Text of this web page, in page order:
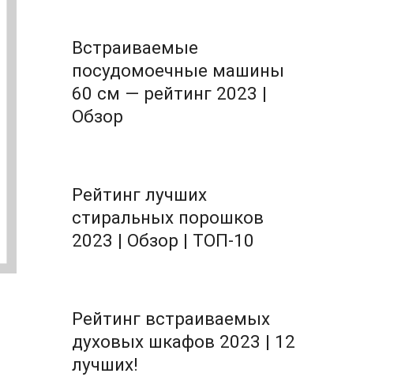
Встраиваемые
посудомоечные машины
60 см — рейтинг 2023 |
Обзор
Рейтинг лучших
стиральных порошков
2023 | Обзор | ТОП-10
Рейтинг встраиваемых
духовых шкафов 2023 | 12
лучших!